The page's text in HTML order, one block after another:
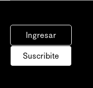
Ingresar
Suscribite